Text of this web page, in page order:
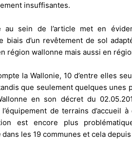
insuffisantes.
au sein de l’article met en
biais d’un revêtement de sol
région wallonne mais aussi en
la Wallonie, 10 d’entre elles
que seulement quelques unes
en son décret du
l’équipement de terrains d’accueil
est encore plus
dans les 19 communes et cela